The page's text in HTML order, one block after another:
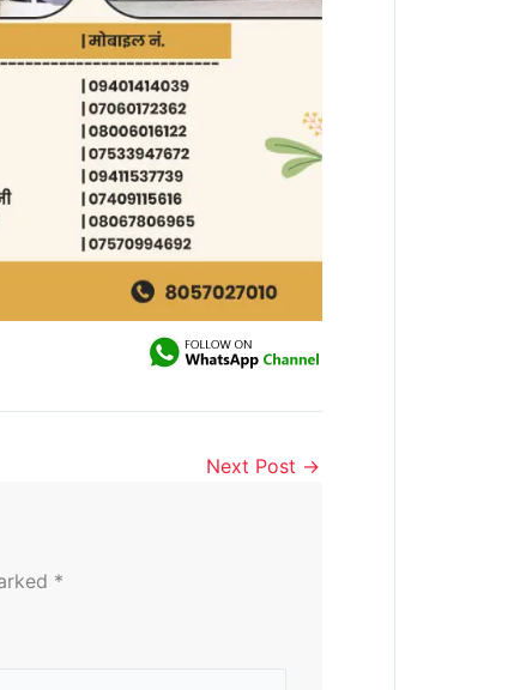
Next Post →
*